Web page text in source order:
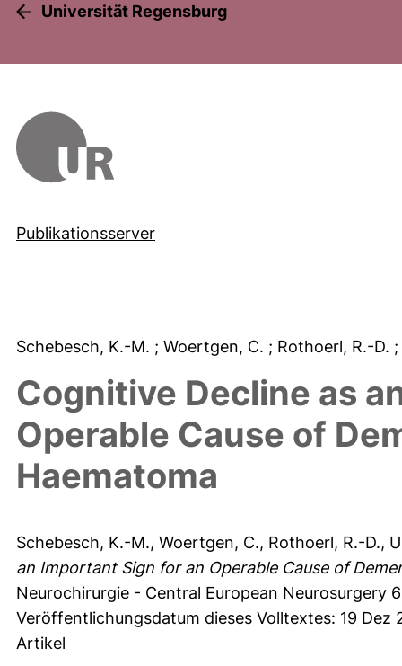
Universität Regensburg
Publikationsserver
Schebesch, K.-M. ; Woertgen, C. ; Rothoerl, R.-D.
Cognitive Decline as
Operable Cause of
Haematoma
Schebesch, K.-M., Woertgen, C., Rothoerl, R.-D.,
an Important Sign for an Operable Cause of
Neurochirurgie - Central European Neurosurgery
Veröffentlichungsdatum dieses Volltextes: 19 Dez
Artikel